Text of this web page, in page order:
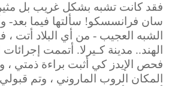
فقد كانت تشبه بشكل غريب بل
سان فرانسسكو! سألتها فيما بعد-
الشبه العجيب - من أي البلاد أتت
الهند.. مدينة كـيرلا. أتممت
فحص الإيدز كي أثبت براءة ذمتي
المكان الروب الماروني ، وتم